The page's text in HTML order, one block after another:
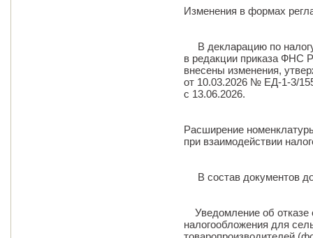
Изменения в формах
В декларацию по
в редакции приказа ФНС
внесены изменения,
от 10.03.2026 № ЕД-1-3/
с 13.06.2026.
Расширение
при взаимодействии
В состав документов
Уведомление об отказе
налогообложения для